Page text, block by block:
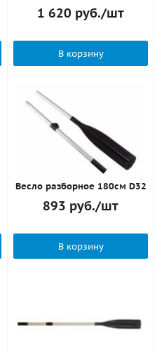
1 620 руб./шт
В корзину
Весло разборное 180см D32
893 руб./шт
В корзину